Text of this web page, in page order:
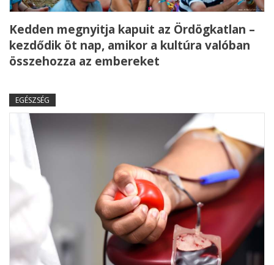
Kedden megnyitja kapuit az Ördögkatlan –
kezdődik öt nap, amikor a kultúra valóban
összehozza az embereket
EGÉSZSÉG